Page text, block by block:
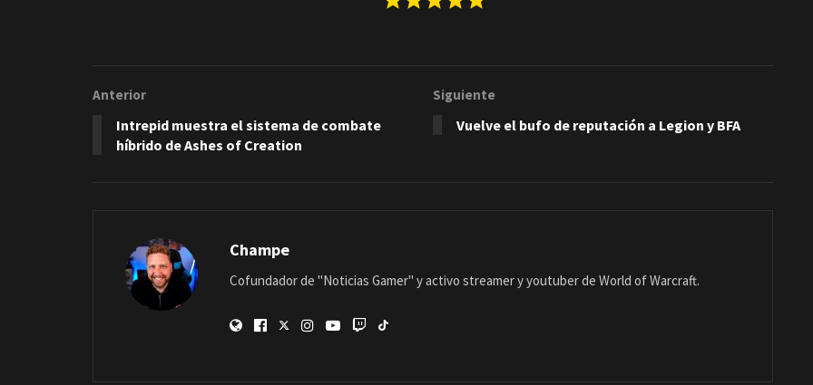
Anterior
Intrepid muestra el sistema de combate
híbrido de Ashes of Creation
Siguiente
Vuelve el bufo de reputación a Legion y BFA
Champe
Cofundador de "Noticias Gamer" y activo streamer y youtuber de World of Warcraft.